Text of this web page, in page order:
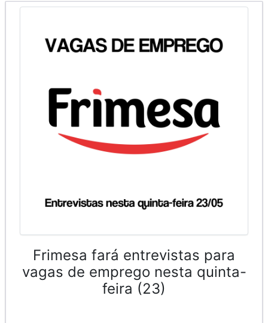
Frimesa fará entrevistas para
vagas de emprego nesta quinta-
feira (23)